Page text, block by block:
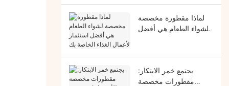
لماذا مقطورة مخصصة
لشواء الطعام هي أفضل
يجتمع خمر الابتكار:
مقطورات مخصصة